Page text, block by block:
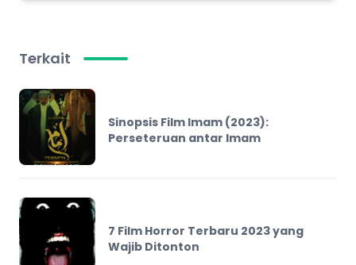
Terkait
Sinopsis Film Imam (2023):
Perseteruan antar Imam
7 Film Horror Terbaru 2023 yang
Wajib Ditonton